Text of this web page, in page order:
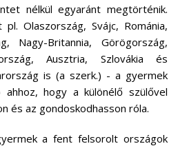
nélkül egyaránt megtörténik.
Olaszország, Svájc, Románia,
Nagy-Britannia, Görögország,
Ausztria, Szlovákia és
is (a szerk.) - a gyermek
hogy a különélő szülővel
és az gondoskodhasson róla.
a fent felsorolt országok